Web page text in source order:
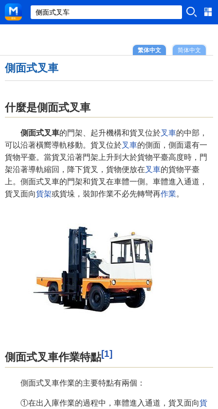
简体中文
繁体中文
側面式叉車
什麼是側面式叉車
側面式叉車的門架、起升機構和貨叉位於叉車的中部，
可以沿著橫嚮導軌移動。貨叉位於叉車的側面，側面還有一
貨物平臺。當貨叉沿著門架上升到大於貨物平臺高度時，門
架沿著導軌縮回，降下貨叉，貨物便放在叉車的貨物平臺
上。側面式叉車的門架和貨叉在車體一側。車體進入通道，
貨叉面向貨架或貨垛，裝卸作業不必先轉彎再作業。
側面式叉車作業特點[1]
側面式叉車作業的主要特點有兩個：
①在出入庫作業的過程中，車體進入通道，貨叉面向貨